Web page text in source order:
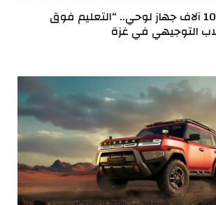
بمنصات رقمية و10 آلاف جهاز لوحي.. “التعليم فوق
التوجيهي في غزة